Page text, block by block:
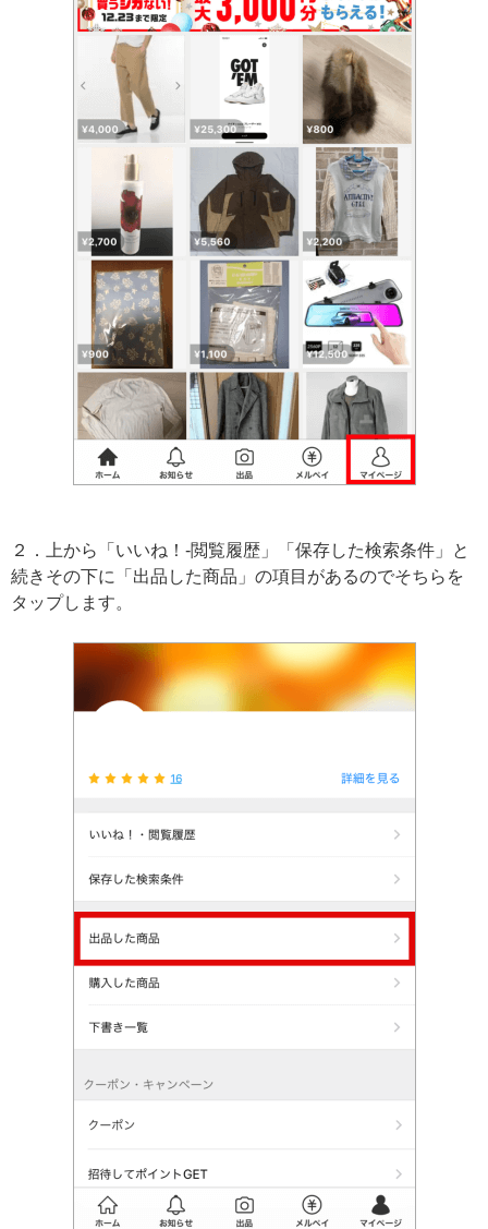
２．上から「いいね！‐閲覧履歴」「保存した検索条件」と
続きその下に「出品した商品」の項目があるのでそちらを
タップします。